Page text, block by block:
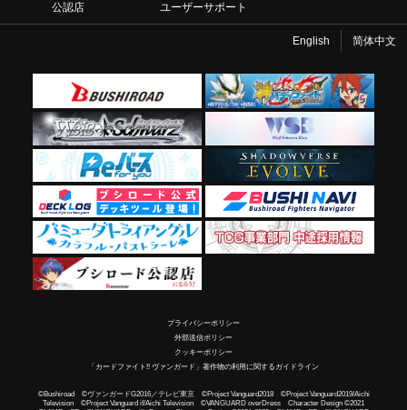
公認店
ユーザーサポート
English 简体中文
プライバシーポリシー
外部送信ポリシー
クッキーポリシー
「カードファイト!! ヴァンガード」著作物の利用に関するガイドライン
©Bushiroad ©ヴァンガードG2016／テレビ東京 ©Project Vanguard2018 ©Project Vanguard2019/Aichi
Television ©Project Vanguard if/Aichi Television ©VANGUARD overDress Character Design ©2021